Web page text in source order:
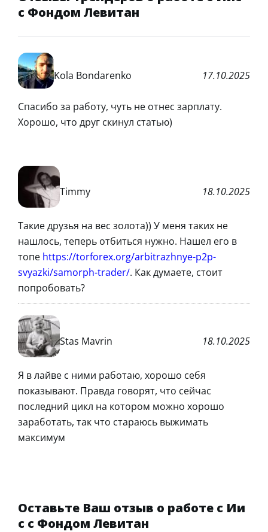
с Фондом Левитан
Kola Bondarenko 17.10.2025
Спасибо за работу, чуть не отнес зарплату.
Хорошо, что друг скинул статью)
Timmy 18.10.2025
Такие друзья на вес золота)) У меня таких не
нашлось, теперь отбиться нужно. Нашел его в
топе https://torforex.org/arbitrazhnye-p2p-
svyazki/samorph-trader/. Как думаете, стоит
попробовать?
Stas Mavrin 18.10.2025
Я в лайве с ними работаю, хорошо себя
показывают. Правда говорят, что сейчас
последний цикл на котором можно хорошо
заработать, так что стараюсь выжимать
максимум
Оставьте Ваш отзыв о работе с Ии
с с Фондом Левитан